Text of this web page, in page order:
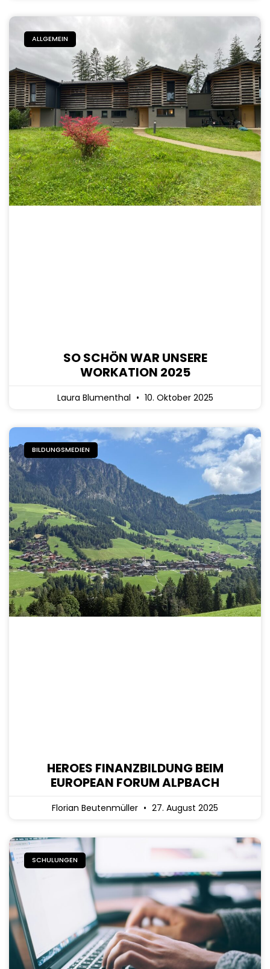
ALLGEMEIN
SO SCHÖN WAR UNSERE
WORKATION 2025
Laura Blumenthal 10. Oktober 2025
BILDUNGSMEDIEN
HEROES FINANZBILDUNG BEIM
EUROPEAN FORUM ALPBACH
Florian Beutenmüller 27. August 2025
SCHULUNGEN